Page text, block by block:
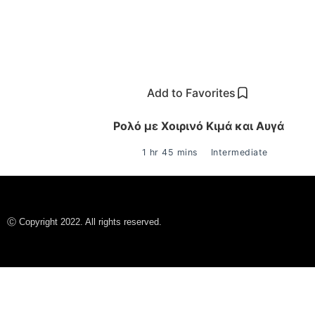
Add to Favorites
Ρολό με Χοιρινό Κιμά και Αυγά
1 hr 45 mins Intermediate
Ⓒ Copyright 2022. All rights reserved.